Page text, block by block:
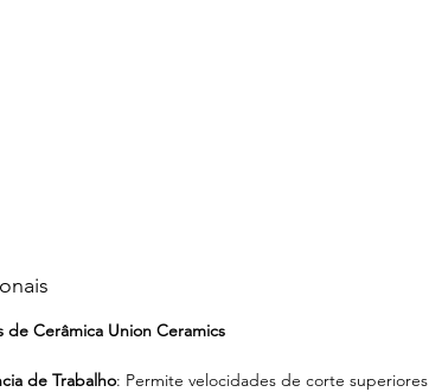
de Cerâmica Union Ceramics
de Trabalho: Permite velocidades de corte superiores